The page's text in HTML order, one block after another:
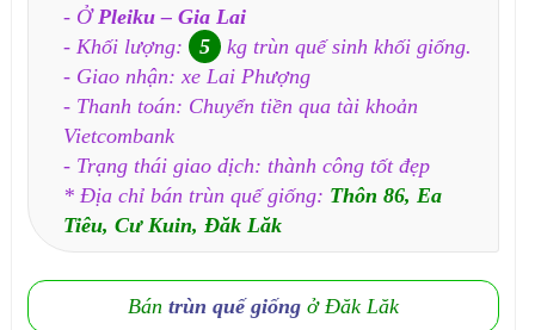
- Ở Pleiku – Gia Lai
- Khối lượng: 5
kg trùn quế sinh khối giống.
- Giao nhận: xe Lai Phượng
- Thanh toán: Chuyển tiền qua tài khoản
Vietcombank
- Trạng thái giao dịch: thành công tốt đẹp
* Địa chỉ bán trùn quế giống: Thôn 86, Ea
Tiêu, Cư Kuin, Đăk Lăk
Bántrùn quế giống ở Đăk Lăk